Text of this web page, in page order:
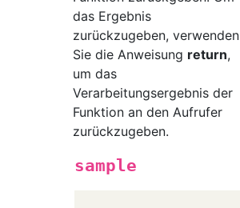
das Ergebnis
zurückzugeben, verwenden
Sie die Anweisung return,
um das
Verarbeitungsergebnis der
Funktion an den Aufrufer
zurückzugeben.
sample